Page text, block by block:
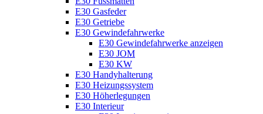
E30 Gasfeder
E30 Getriebe
E30 Gewindefahrwerke
E30 Gewindefahrwerke anzeigen
E30 JOM
E30 KW
E30 Handyhalterung
E30 Heizungssystem
E30 Höherlegungen
E30 Interieur